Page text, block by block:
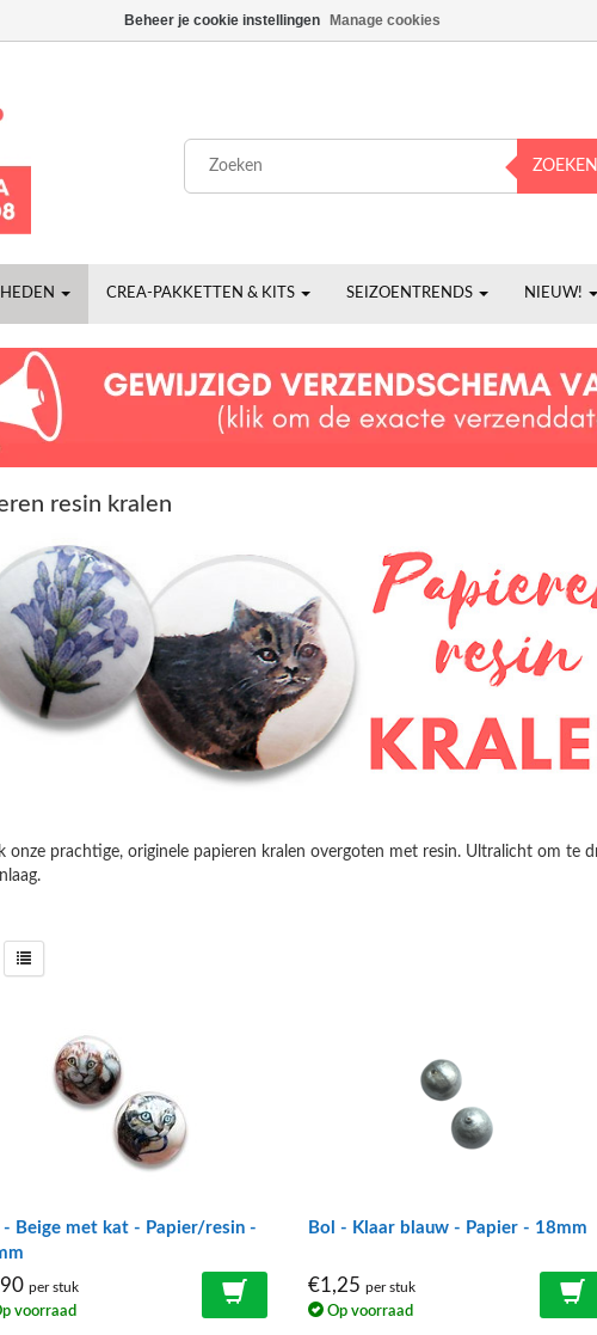
ZOEKEN
CREA-PAKKETTEN & KITS SEIZOENTRENDS NIEUW!
resin kralen
onze prachtige, originele papieren kralen overgoten met resin. Ultralicht om te
- Beige met kat - Papier/resin -
per stuk
voorraad
Bol - Klaar blauw - Papier - 18mm
€1,25 per stuk
Op voorraad
Beheer je cookie instellingen Manage cookies